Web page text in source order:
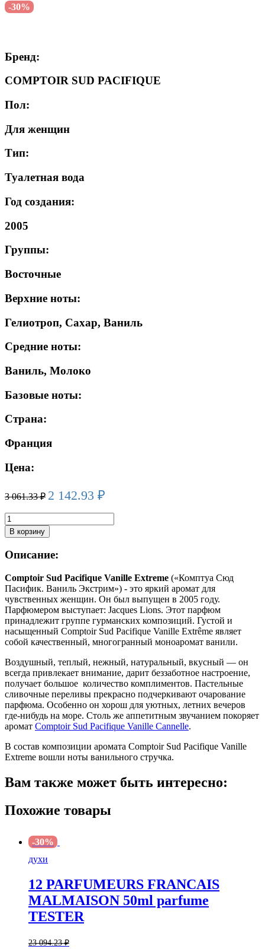
-30%
Бренд:
COMPTOIR SUD PACIFIQUE
Пол:
Для женщин
Тип:
Туалетная вода
Год создания:
2005
Группы:
Восточные
Верхние ноты:
Гелиотроп, Сахар, Ваниль
Средние ноты:
Ваниль, Молоко
Базовые ноты:
Страна:
Франция
Цена:
3 061.33₽ 2 142.93 ₽
Количество
товара
COMPTOIR
SUD
PACIFIQUE
EXTREME
edt
(w)
10ml
В корзину
Описание:
Comptoir Sud Pacifique Vanille Extreme («Комптуа Сюд
Пасифик. Ваниль Экстрим») - это яркий аромат для
чувственных женщин. Он был выпущен в 2005 году.
Парфюмером выступает: Jacques Lions. Этот парфюм
принадлежит группе гурманских композиций. Густой и
насыщенный Comptoir Sud Pacifique Vanille Extrême являет
собой качественный, многогранный моноаромат ванили.
Воздушный, теплый, нежный, натуральный, вкусный — он
всегда привлекает внимание, дарит беззаботное настроение,
получает большое количество комплиментов. Пастельные
сливочные переливы прекрасно подчеркивают очарование
парфюма. Особенно он хорош для уютных, летних вечеров
где-нибудь на море. Столь же аппетитным звучанием покоряет
аромат Comptoir Sud Pacifique Vanille Cannelle.
В состав композиции аромата Comptoir Sud Pacifique Vanille
Extreme вошли ноты ванильного стручка.
Вам также может быть интересно:
Похожие товары
-30%
духи
12 PARFUMEURS FRANCAIS
MALMAISON 50ml parfume
TESTER
23 094.23₽